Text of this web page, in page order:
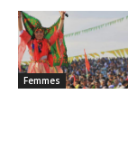
Femmes